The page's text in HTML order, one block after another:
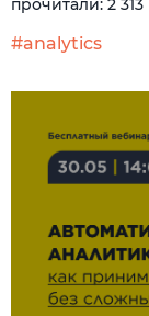
прочитали: 2 313
#analytics